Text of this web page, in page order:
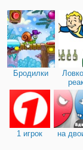
Бродилки
1 игрок на